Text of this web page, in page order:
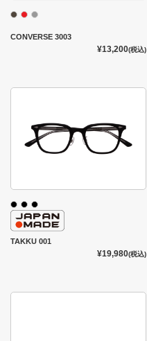
CONVERSE 3003
¥13,200(税込)
TAKKU 001
¥19,980(税込)